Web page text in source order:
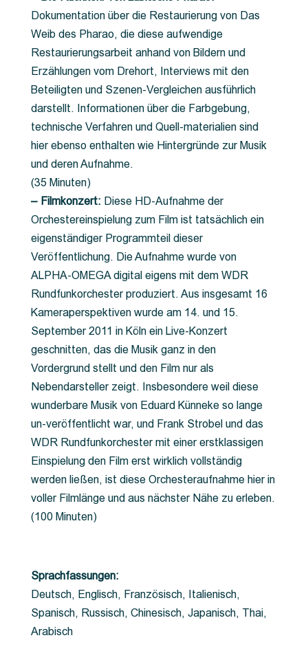
Dokumentation über die Restaurierung von Das
Weib des Pharao, die diese aufwendige
Restaurierungsarbeit anhand von Bildern und
Erzählungen vom Drehort, Interviews mit den
Beteiligten und Szenen-Vergleichen ausführlich
darstellt. Informationen über die Farbgebung,
technische Verfahren und Quell-materialien sind
hier ebenso enthalten wie Hintergründe zur Musik
und deren Aufnahme.
(35 Minuten)
– Filmkonzert: Diese HD-Aufnahme der
Orchestereinspielung zum Film ist tatsächlich ein
eigenständiger Programmteil dieser
Veröffentlichung. Die Aufnahme wurde von
ALPHA-OMEGA digital eigens mit dem WDR
Rundfunkorchester produziert. Aus insgesamt 16
Kameraperspektiven wurde am 14. und 15.
September 2011 in Köln ein Live-Konzert
geschnitten, das die Musik ganz in den
Vordergrund stellt und den Film nur als
Nebendarsteller zeigt. Insbesondere weil diese
wunderbare Musik von Eduard Künneke so lange
un-veröffentlicht war, und Frank Strobel und das
WDR Rundfunkorchester mit einer erstklassigen
Einspielung den Film erst wirklich vollständig
werden ließen, ist diese Orchesteraufnahme hier in
voller Filmlänge und aus nächster Nähe zu erleben.
(100 Minuten)
Sprachfassungen:
Deutsch, Englisch, Französisch, Italienisch,
Spanisch, Russisch, Chinesisch, Japanisch, Thai,
Arabisch